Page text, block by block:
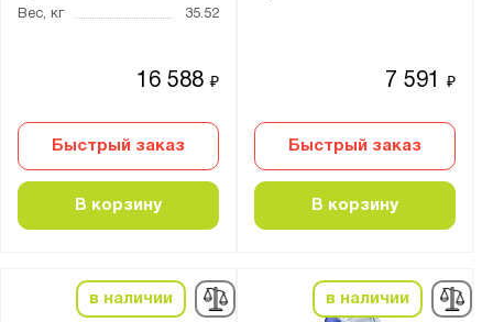
Вес, кг
35.52
16 588₽
Быстрый заказ
В корзину
7 591₽
Быстрый заказ
В корзину
в наличии в наличии
Без настила
Перфорированная
Перфорированная усил.